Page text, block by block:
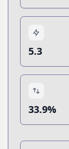
5.3
33.9%